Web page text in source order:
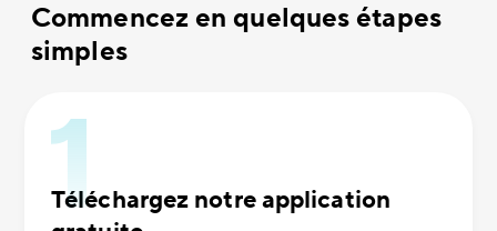
Commencez en quelques étapes
simples
Téléchargez notre application